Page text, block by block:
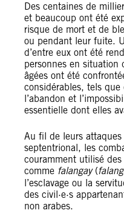
Des centaines de
et beaucoup ont été
risque de mort et de
ou pendant leur fuite.
d’entre eux ont été
personnes en situation
âgées ont été
considérables, tels
l’abandon et
essentielle dont elles
Au fil de leurs
septentrional, les
couramment utilisé des
comme falangay (
l’esclavage ou la
des civil·e·s
non arabes.